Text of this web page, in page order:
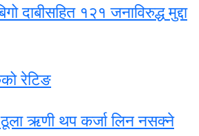
दाबीसहित १२१ जनाविरुद्ध मुद्दा
रेटिङ
ऋणी थप कर्जा लिन नसक्ने